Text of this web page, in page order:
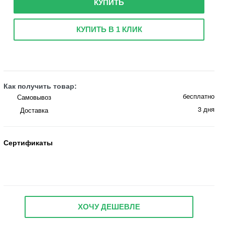
КУПИТЬ
КУПИТЬ В 1 КЛИК
Как получить товар:
Самовывоз
бесплатно
Доставка
3 дня
Сертификаты
ХОЧУ ДЕШЕВЛЕ